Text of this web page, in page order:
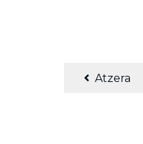
Atzera